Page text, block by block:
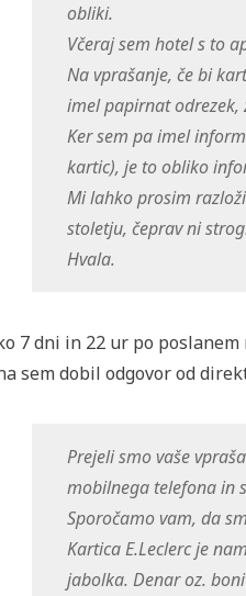
obliki.
Včeraj sem hotel s to
Na vprašanje, če bi
imel papirnat
Ker sem pa imel
kartic), je to obliko
Mi lahko prosim
stoletju, čeprav ni
Hvala.
7 dni in 22 ur po
sem dobil odgovor od
Prejeli smo vaše
mobilnega telefona in
Sporočamo vam, da
Kartica E.Leclerc je
jabolka. Denar oz.